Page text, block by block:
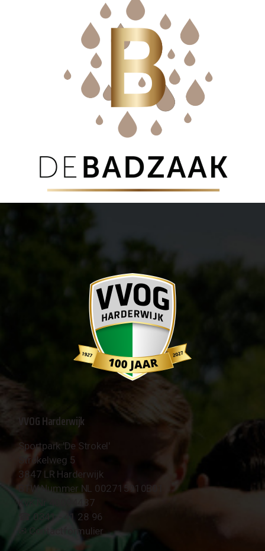
VVOG Harderwijk
Sportpark 'De Strokel'
Strokelweg 5
3847 LR Harderwijk
BTW Nummer NL 002715910B01
KvK Nr 40094437
☎︎ 0341 - 41 28 96
✉︎ Contactformulier